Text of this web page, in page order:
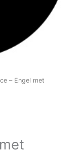
– Engel met